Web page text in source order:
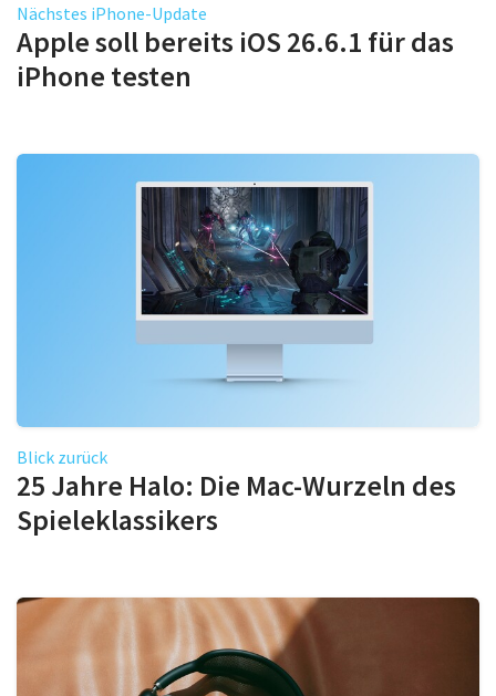
Nächstes iPhone-Update
Apple soll bereits iOS 26.6.1 für das
iPhone testen
Blick zurück
25 Jahre Halo: Die Mac-Wurzeln des
Spieleklassikers